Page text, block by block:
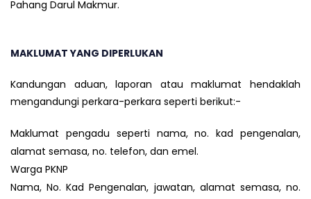
Pahang Darul Makmur.
MAKLUMAT YANG DIPERLUKAN
Kandungan aduan, laporan atau maklumat hendaklah
mengandungi perkara-perkara seperti berikut:-
Maklumat pengadu seperti nama, no. kad pengenalan,
alamat semasa, no. telefon, dan emel.
Warga PKNP
Nama, No. Kad Pengenalan, jawatan, alamat semasa, no.